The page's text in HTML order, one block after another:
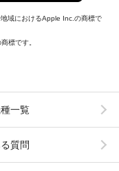
域におけるApple Inc.の商標で
標です。
一覧
質問